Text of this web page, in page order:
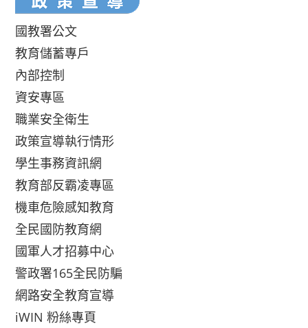
國教署公文
教育儲蓄專戶
內部控制
資安專區
職業安全衛生
政策宣導執行情形
學生事務資訊網
教育部反霸凌專區
機車危險感知教育
全民國防教育網
國軍人才招募中心
警政署165全民防騙
網路安全教育宣導
iWIN 粉絲專頁